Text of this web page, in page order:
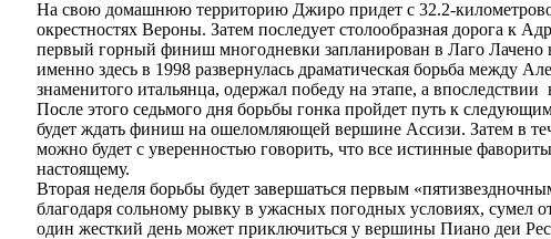
На свою домашнюю территорию Джиро придет с 32.2-
окрестностях Вероны. Затем последует столообразная дорога
первый горный финиш многодневки запланирован в Лаго Лачено
именно здесь в 1998 развернулась драматическая борьба между
знаменитого итальянца, одержал победу на этапе, а
После этого седьмого дня борьбы гонка пройдет путь к
будет ждать финиш на ошеломляющей вершине Ассизи. Затем в
можно будет с уверенностью говорить, что все истинные
настоящему.
Вторая неделя борьбы будет завершаться первым
благодаря сольному рывку в ужасных погодных условиях, сумел
один жесткий день может приключиться у вершины Пиано деи